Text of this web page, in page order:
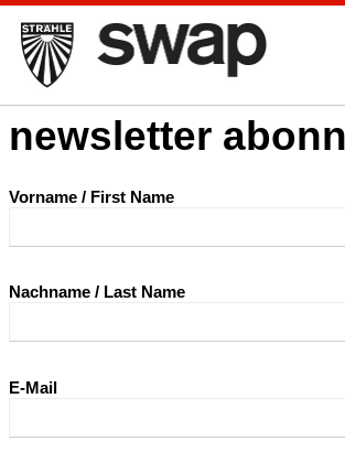
newsletter
Vorname / First Name
Nachname / Last Name
E-Mail